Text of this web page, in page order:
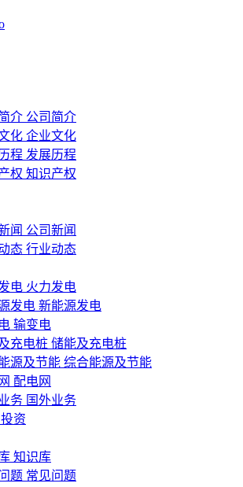
公司简介
企业文化
发展历程
知识产权
公司新闻
行业动态
火力发电
新能源发电
输变电
储能及充电桩
综合能源及节能
配电网
国外业务
投资
知识库
常见问题